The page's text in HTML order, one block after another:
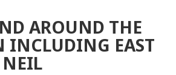
AROUND THE
INCLUDING EAST
NEIL